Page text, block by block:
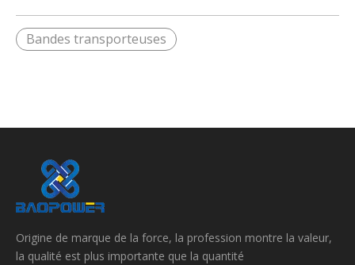
Bandes transporteuses
Origine de marque de la force, la profession montre la valeur,
la qualité est plus importante que la quantité